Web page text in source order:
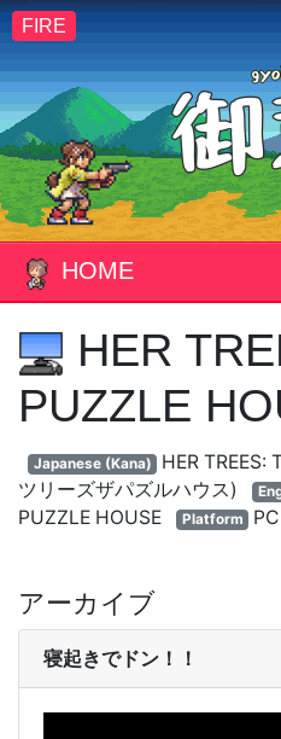
FIRE
HOME
HER
PUZZLE
Japanese (Kana)
HER TREES:
ツリーズザパズルハウス)
PUZZLE HOUSE
Platform PC
アーカイブ
寝起きでドン！！